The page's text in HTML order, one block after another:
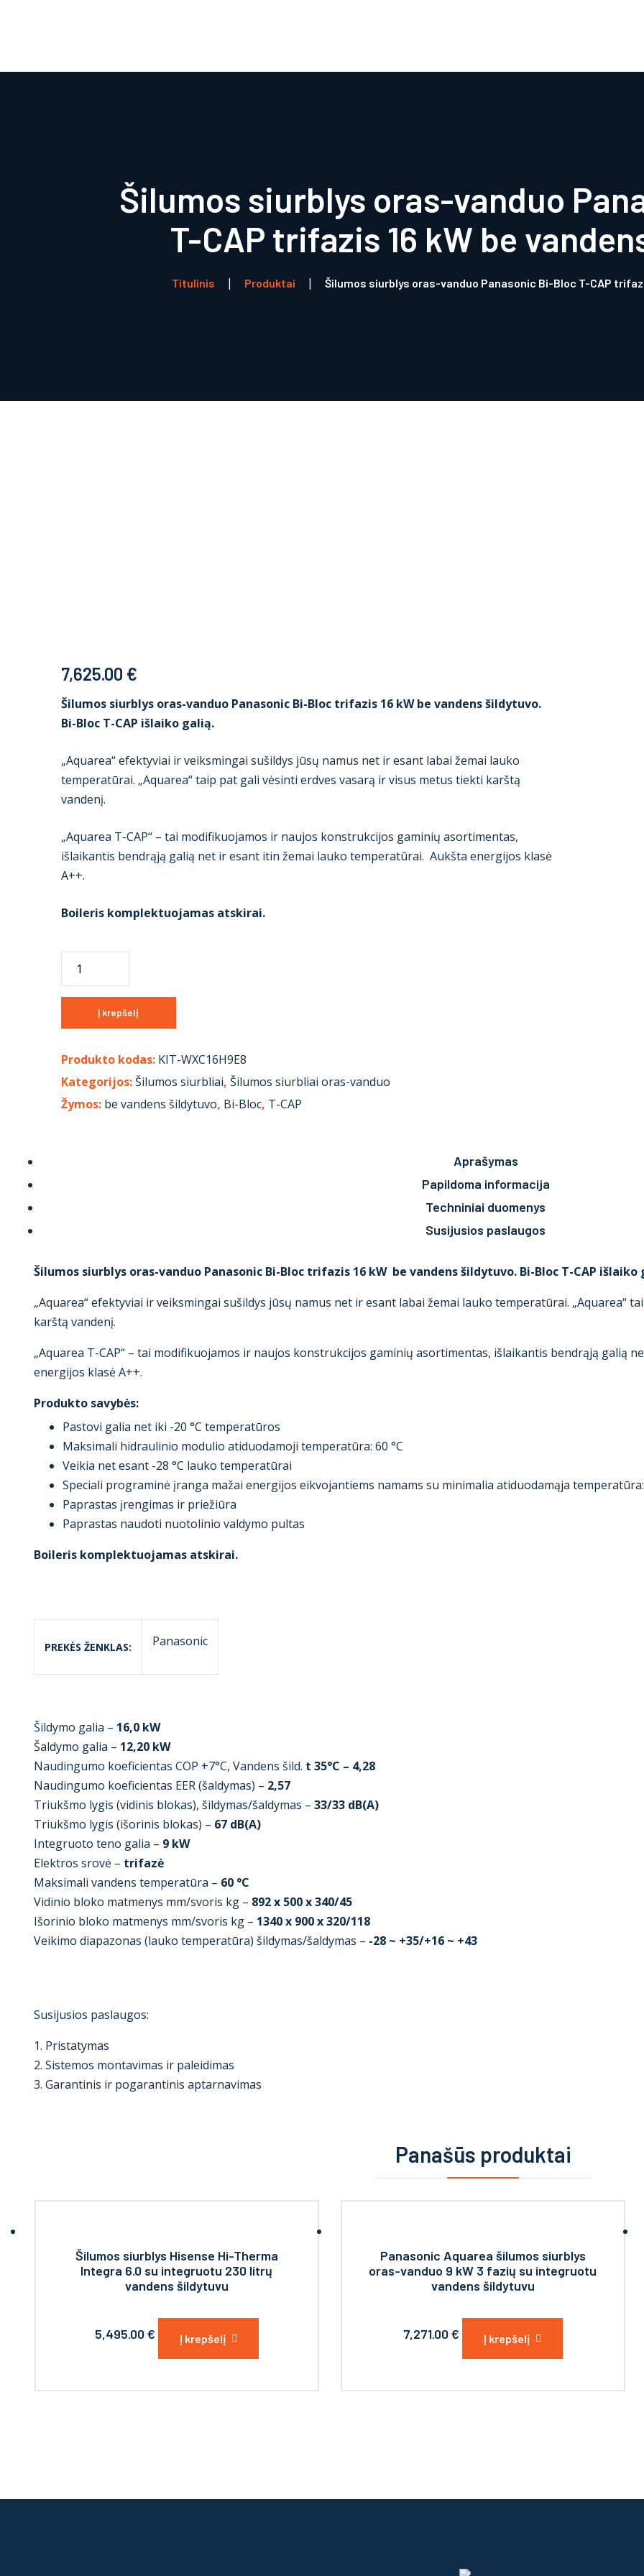
Produktai
Šilumos siurblys oras-vanduo
T-CAP trifazis 16 kW be
Titulinis Produktai Šilumos siurblys oras-vanduo Panasonic Bi-Bloc T-CAP
7,625.00 €
Šilumos siurblys oras-vanduo Panasonic Bi-Bloc trifazis 16 kW be vandens šildytuvo.
Bi-Bloc T-CAP išlaiko galią.
„Aquarea“ efektyviai ir veiksmingai sušildys jūsų namus net ir esant labai žemai lauko
temperatūrai. „Aquarea“ taip pat gali vėsinti erdves vasarą ir visus metus tiekti karštą
vandenį.
„Aquarea T-CAP“ – tai modifikuojamos ir naujos konstrukcijos gaminių asortimentas,
išlaikantis bendrąją galią net ir esant itin žemai lauko temperatūrai. Aukšta energijos klasė
A++.
Boileris komplektuojamas atskirai.
Į krepšelį
Produkto kodas: KIT-WXC16H9E8
Kategorijos:Šilumos siurbliai, Šilumos siurbliai oras-vanduo
Žymos: be vandens šildytuvo, Bi-Bloc, T-CAP
Aprašymas
Papildoma informacija
Techniniai duomenys
Susijusios paslaugos
Šilumos siurblys oras-vanduo Panasonic Bi-Bloc trifazis 16 kW be vandens šildytuvo. Bi-Bloc T-CAP išlaiko
„Aquarea“ efektyviai ir veiksmingai sušildys jūsų namus net ir esant labai žemai lauko temperatūrai. „Aquarea“
karštą vandenį.
„Aquarea T-CAP“ – tai modifikuojamos ir naujos konstrukcijos gaminių asortimentas, išlaikantis bendrąją galią
energijos klasė A++.
Produkto savybės:
Pastovi galia net iki -20 °C temperatūros
Maksimali hidraulinio modulio atiduodamoji temperatūra: 60 °C
Veikia net esant -28 °C lauko temperatūrai
Speciali programinė įranga mažai energijos eikvojantiems namams su minimalia atiduodamąja temperatūra:
Paprastas įrengimas ir priežiūra
Paprastas naudoti nuotolinio valdymo pultas
Boileris komplektuojamas atskirai.
PREKĖS ŽENKLAS Panasonic
Šildymo galia – 16,0 kW
Šaldymo galia – 12,20 kW
Naudingumo koeficientas COP +7°C, Vandens šild. t 35°C – 4,28
Naudingumo koeficientas EER (šaldymas) – 2,57
Triukšmo lygis (vidinis blokas), šildymas/šaldymas – 33/33 dB(A)
Triukšmo lygis (išorinis blokas) – 67 dB(A)
Integruoto teno galia – 9 kW
Elektros srovė – trifazė
Maksimali vandens temperatūra – 60 °C
Vidinio bloko matmenys mm/svoris kg – 892 x 500 x 340/45
Išorinio bloko matmenys mm/svoris kg – 1340 x 900 x 320/118
Veikimo diapazonas (lauko temperatūra) šildymas/šaldymas – -28 ~ +35/+16 ~ +43
Susijusios paslaugos:
1. Pristatymas
2. Sistemos montavimas ir paleidimas
3. Garantinis ir pogarantinis aptarnavimas
Panašūs produktai
Šilumos siurblys Hisense Hi-Therma
Integra 6.0 su integruotu 230 litrų
vandens šildytuvu
5,495.00€ Į krepšelį
Panasonic Aquarea šilumos siurblys
oras-vanduo 9 kW 3 fazių su integruotu
vandens šildytuvu
7,271.00€ Į krepšelį